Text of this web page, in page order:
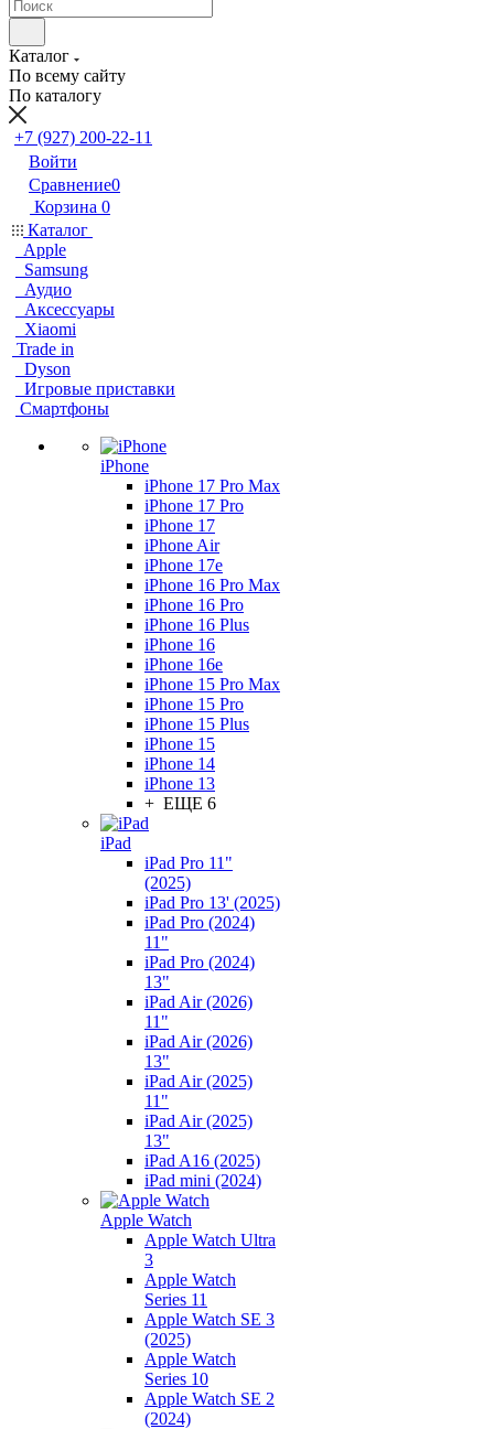
Каталог
По всему сайту
По каталогу
+7 (927) 200-22-11
Войти
Сравнение0
Корзина 0
Каталог
Apple
Samsung
Аудио
Аксессуары
Xiaomi
Trade in
Dyson
Игровые приставки
Смартфоны
iPhone
iPhone 17 Pro Max
iPhone 17 Pro
iPhone 17
iPhone Air
iPhone 17e
iPhone 16 Pro Max
iPhone 16 Pro
iPhone 16 Plus
iPhone 16
iPhone 16e
iPhone 15 Pro Max
iPhone 15 Pro
iPhone 15 Plus
iPhone 15
iPhone 14
iPhone 13
+ ЕЩЕ 6
iPad
iPad Pro 11"
(2025)
iPad Pro 13' (2025)
iPad Pro (2024)
11"
iPad Pro (2024)
13"
iPad Air (2026)
11"
iPad Air (2026)
13"
iPad Air (2025)
11"
iPad Air (2025)
13"
iPad A16 (2025)
iPad mini (2024)
Apple Watch
Apple Watch Ultra
3
Apple Watch
Series 11
Apple Watch SE 3
(2025)
Apple Watch
Series 10
Apple Watch SE 2
(2024)